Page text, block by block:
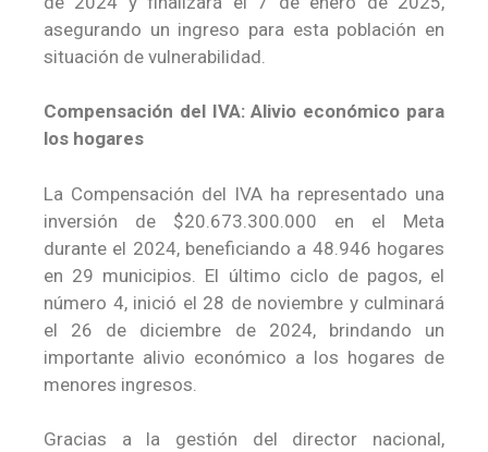
asegurando un ingreso para esta población en
situación de vulnerabilidad.
Compensación del IVA: Alivio económico para
los hogares
La Compensación del IVA ha representado una
inversión de $20.673.300.000 en el Meta
durante el 2024, beneficiando a 48.946 hogares
en 29 municipios. El último ciclo de pagos, el
número 4, inició el 28 de noviembre y culminará
el 26 de diciembre de 2024, brindando un
importante alivio económico a los hogares de
menores ingresos.
Gracias a la gestión del director nacional,